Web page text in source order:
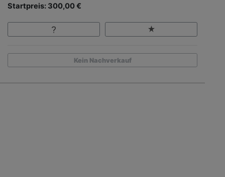
Startpreis: 300,00 €
Kein Nachverkauf